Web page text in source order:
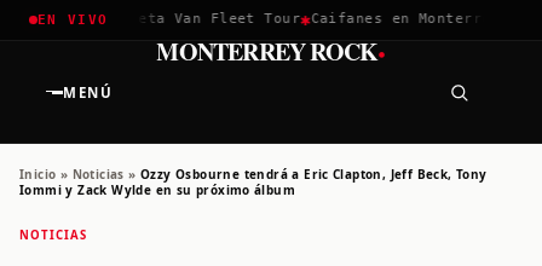
EN VIVO
2026✱Greta Van Fleet Tour✱Caifanes en Monterrey · 12
MENÚ
MONTERREY ROCK·
Inicio » Noticias » Ozzy Osbourne tendrá a Eric Clapton, Jeff Beck, Tony
Iommi y Zack Wylde en su próximo álbum
NOTICIAS